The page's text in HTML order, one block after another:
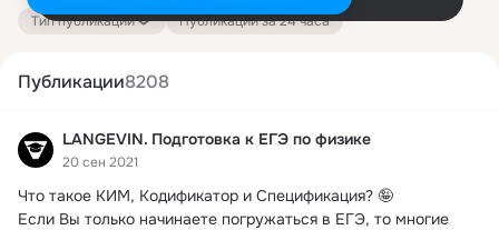
Тип публикации Публикации за 24 часа
Публикации8208
LANGEVIN. Подготовка к ЕГЭ по физике
20 сен 2021
Что такое КИМ, Кодификатор и Спецификация? 🤪
Если Вы только начинаете погружаться в ЕГЭ, то многие